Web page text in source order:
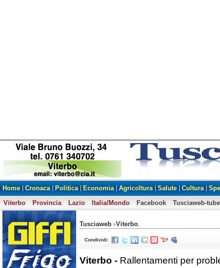
Home Cronaca Politica Economia Agricoltura Salute Cultura
Viterbo
Provincia Lazio Italia/Mondo Facebook Tusciaweb-tube
Tusciaweb >Viterbo
Condividi:
Viterbo - Rallentamenti per